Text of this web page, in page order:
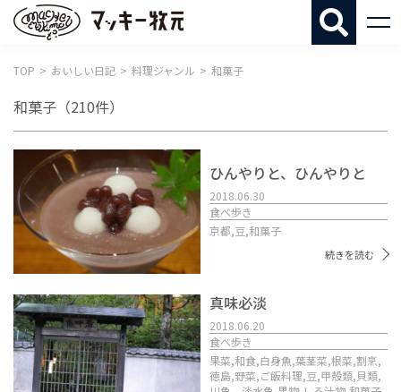
TOP おいしい日記 料理ジャンル 和菓子
和菓子 （210件）
ひんやりと、ひんやりと
2018.06.30
食べ歩き
京都,豆,和菓子
続きを読む
真味必淡
2018.06.20
食べ歩き
果菜,和食,白身魚,葉茎菜,根菜,割烹,
徳島,野菜,ご飯料理,豆,甲殻類,貝類,